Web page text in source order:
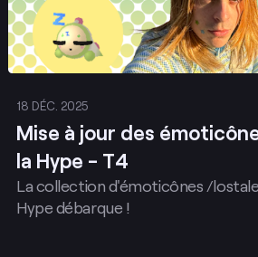
18 DÉC. 2025
Mise à jour des
la Hype - T4
La collection d'émoticônes /
Hype débarque !